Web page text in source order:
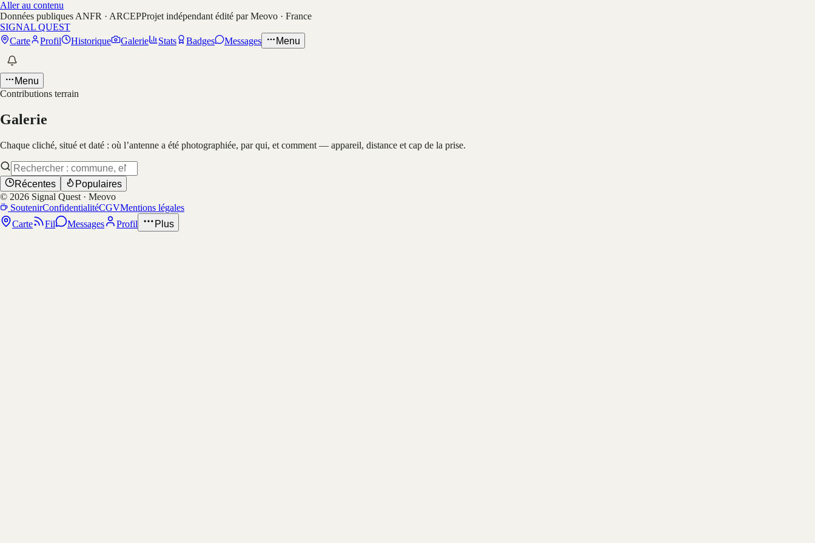
Aller au contenu
Données publiques ANFR · ARCEPProjet indépendant édité par Meovo · France
SIGNAL QUEST
Carte
Profil Historique Galerie Stats Badges Messages Menu
Menu
Contributions terrain
Galerie
Chaque cliché, situé et daté : où l’antenne a été photographiée, par qui, et comment — appareil, distance et cap de la prise.
Récentes
Populaires
© 2026 Signal Quest · Meovo
SoutenirConfidentialitéCGVMentions légales
Carte
Fil Messages Profil Plus